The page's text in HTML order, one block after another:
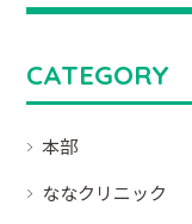
CATEGORY
本部
ななクリニック